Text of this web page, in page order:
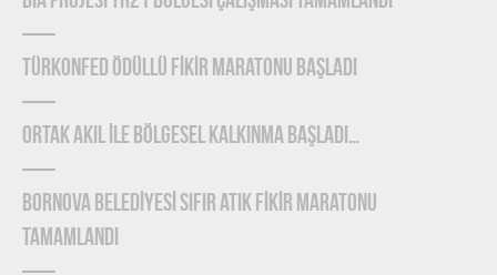
TÜRKONFED Ödüllü FİKİR Maratonu Başladı
ORTAK AKIL İLE BÖLGESEL KALKINMA BAŞLADI…
BORNOVA BELEDİYESİ SIFIR ATIK FİKİR MARATONU
TAMAMLANDI